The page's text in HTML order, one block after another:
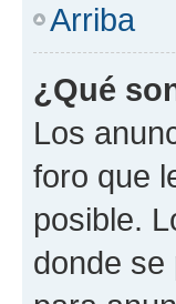
Arriba
¿Qué
Los
foro que
posible.
donde se